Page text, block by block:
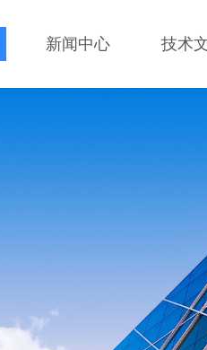
新闻中心 技术